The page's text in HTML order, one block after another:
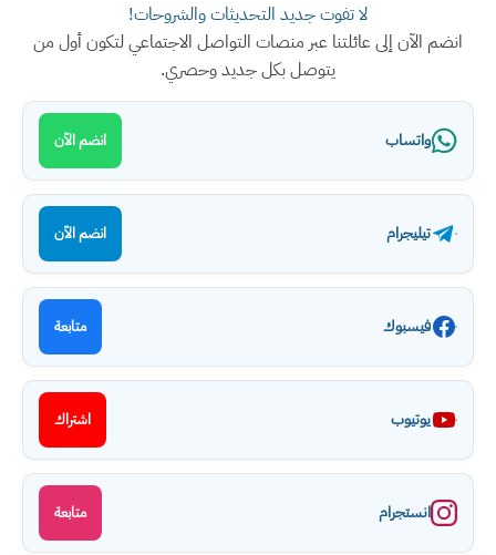
لا تفوت جديد التحديثات والشروحات!
انضم الآن إلى عائلتنا عبر منصات التواصل الاجتماعي لتكون أول من
يتوصل بكل جديد وحصري.
واتساب انضم الآن
تيليجرام انضم الآن
فيسبوك متابعة
يوتيوب اشتراك
انستجرام متابعة